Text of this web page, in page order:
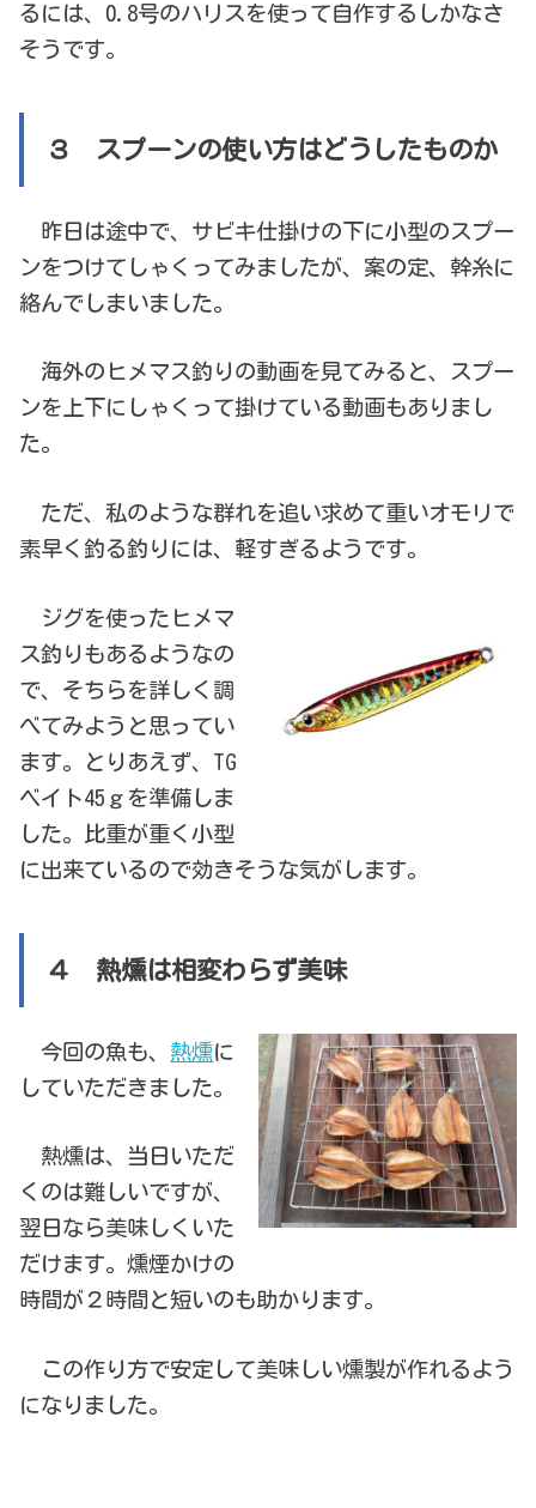
るには、0.8号のハリスを使って自作するしかなさ
そうです。
３ スプーンの使い方はどうしたものか
昨日は途中で、サビキ仕掛けの下に小型のスプー
ンをつけてしゃくってみましたが、案の定、幹糸に
絡んでしまいました。
海外のヒメマス釣りの動画を見てみると、スプー
ンを上下にしゃくって掛けている動画もありまし
た。
ただ、私のような群れを追い求めて重いオモリで
素早く釣る釣りには、軽すぎるようです。
ジグを使ったヒメマ
ス釣りもあるようなの
で、そちらを詳しく調
べてみようと思ってい
ます。とりあえず、TG
ベイト45ｇを準備しま
した。比重が重く小型
に出来ているので効きそうな気がします。
４ 熱燻は相変わらず美味
今回の魚も、 熱燻に
していただきました。
熱燻は、当日いただ
くのは難しいですが、
翌日なら美味しくいた
だけます。燻煙かけの
時間が２時間と短いのも助かります。
この作り方で安定して美味しい燻製が作れるよう
になりました。